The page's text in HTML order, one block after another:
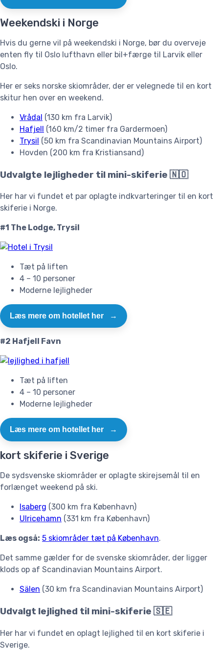
Weekendski i Norge
Hvis du gerne vil på weekendski i Norge, bør du overveje
enten fly til Oslo lufthavn eller bil+færge til Larvik eller
Oslo.
Her er seks norske skiområder, der er velegnede til en kort
skitur hen over en weekend.
Vrådal (130 km fra Larvik)
Hafjell (160 km/2 timer fra Gardermoen)
Trysil (50 km fra Scandinavian Mountains Airport)
Hovden (200 km fra Kristiansand)
Udvalgte lejligheder til mini-skiferie 🇳🇴
Her har vi fundet et par oplagte indkvarteringer til en kort
skiferie i Norge.
#1 The Lodge, Trysil
Tæt på liften
4 – 10 personer
Moderne lejligheder
Læs mere om hotellet her →
#2 Hafjell Favn
Tæt på liften
4 – 10 personer
Moderne lejligheder
Læs mere om hotellet her →
kort skiferie i Sverige
De sydsvenske skiområder er oplagte skirejsemål til en
forlænget weekend på ski.
Isaberg (300 km fra København)
Ulricehamn (331 km fra København)
Læs også: 5 skiområder tæt på København.
Det samme gælder for de svenske skiområder, der ligger
klods op af Scandinavian Mountains Airport.
Sälen (30 km fra Scandinavian Mountains Airport)
Udvalgt lejlighed til mini-skiferie 🇸🇪
Her har vi fundet en oplagt lejlighed til en kort skiferie i
Sverige.